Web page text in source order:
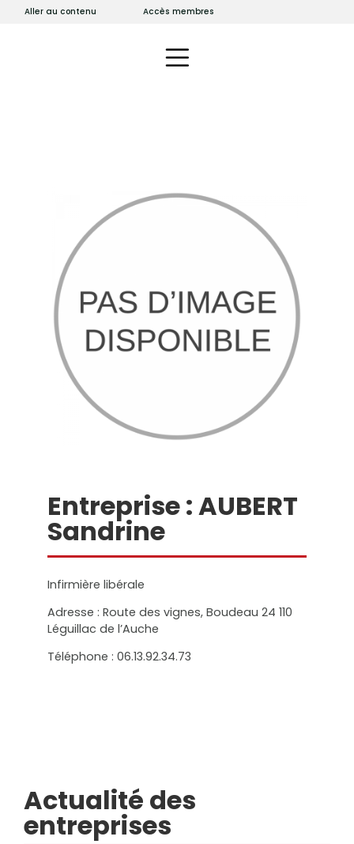
Aller au contenu Accès membres
Entreprise : AUBERT
Sandrine
Infirmière libérale
Adresse : Route des vignes, Boudeau 24 110
Léguillac de l’Auche
Téléphone : 06.13.92.34.73
Actualité des
entreprises